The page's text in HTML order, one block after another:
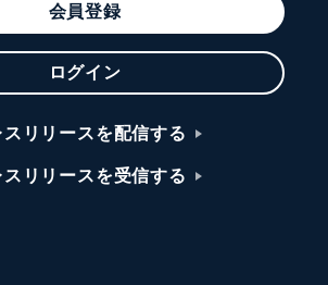
会員登録
ログイン
スリリースを配信する
スリリースを受信する